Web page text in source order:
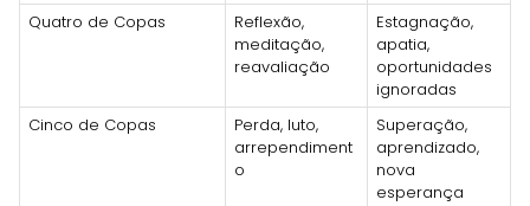
Quatro de Copas
Reflexão,
meditação,
reavaliação
Estagnação,
apatia,
oportunidades
ignoradas
Cinco de Copas
Perda, luto,
arrependiment
o
Superação,
aprendizado,
nova
esperança